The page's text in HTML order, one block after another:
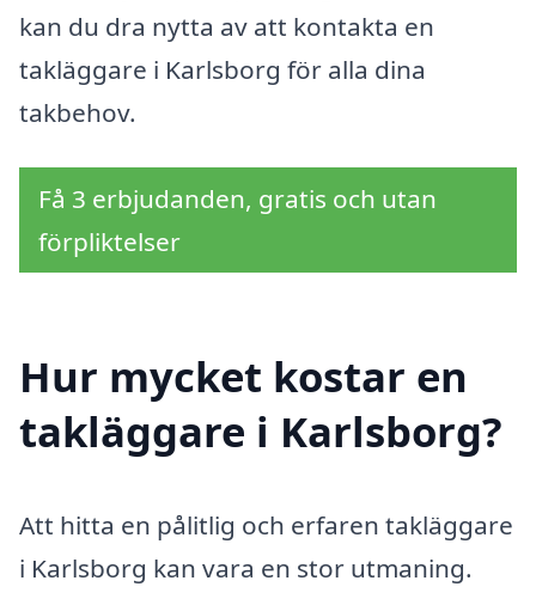
kan du dra nytta av att kontakta en
takläggare i Karlsborg för alla dina
takbehov.
Få 3 erbjudanden, gratis och utan
förpliktelser
Hur mycket kostar en
takläggare i Karlsborg?
Att hitta en pålitlig och erfaren takläggare
i Karlsborg kan vara en stor utmaning.